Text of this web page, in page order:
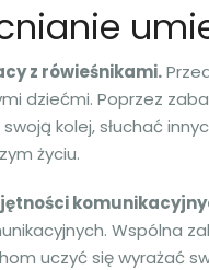
z rówieśnikami.
dziećmi. Poprzez
kolej, słuchać
życiu.
Wspólna
uczyć się wyrażać